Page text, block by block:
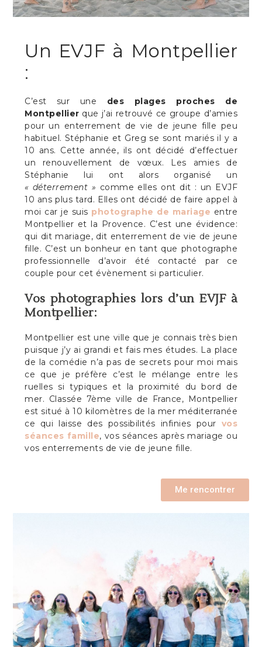
Un EVJF à Montpellier
:
C’est sur une des plages proches de
Montpellier que j’ai retrouvé ce groupe d’amies
pour un enterrement de vie de jeune fille peu
habituel. Stéphanie et Greg se sont mariés il y a
10 ans. Cette année, ils ont décidé d’effectuer
un renouvellement de vœux. Les amies de
Stéphanie lui ont alors organisé un
« déterrement » comme elles ont dit : un EVJF
10 ans plus tard. Elles ont décidé de faire appel à
moi car je suis photographe de mariage entre
Montpellier et la Provence. C’est une évidence:
qui dit mariage, dit enterrement de vie de jeune
fille. C’est un bonheur en tant que photographe
professionnelle d’avoir été contacté par ce
couple pour cet évènement si particulier.
Vos photographies lors d’un EVJF à
Montpellier:
Montpellier est une ville que je connais très bien
puisque j’y ai grandi et fais mes études. La place
de la comédie n’a pas de secrets pour moi mais
ce que je préfère c’est le mélange entre les
ruelles si typiques et la proximité du bord de
mer. Classée 7ème ville de France, Montpellier
est situé à 10 kilomètres de la mer méditerranée
ce qui laisse des possibilités infinies pour vos
séances famille, vos séances après mariage ou
vos enterrements de vie de jeune fille.
Me rencontrer